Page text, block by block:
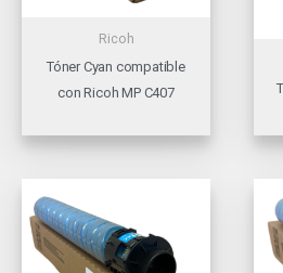
Ricoh
Tóner Cyan compatible
con Ricoh MP C407